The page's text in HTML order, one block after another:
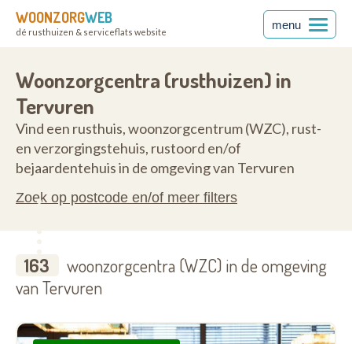
WOONZORGWEB
dé rusthuizen & serviceflats website
menu
Woonzorgcentra (rusthuizen) in
Tervuren
Vind een rusthuis, woonzorgcentrum (WZC), rust-
en verzorgingstehuis, rustoord en/of
bejaardentehuis in de omgeving van Tervuren
Zoek op postcode en/of meer filters
163
woonzorgcentra (WZC) in de omgeving
van Tervuren